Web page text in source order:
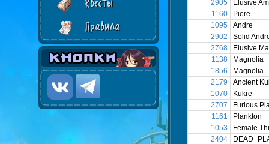
Квесты
Правила
2905
Elusive
1160
Piere
1095
Andre
2902
Solid
2768
Elusive
1138
Magnolia
1856
Magnolia
2179
Ancient
1070
Kukre
2707
Furious
1161
Plankton
1053
Female
2404